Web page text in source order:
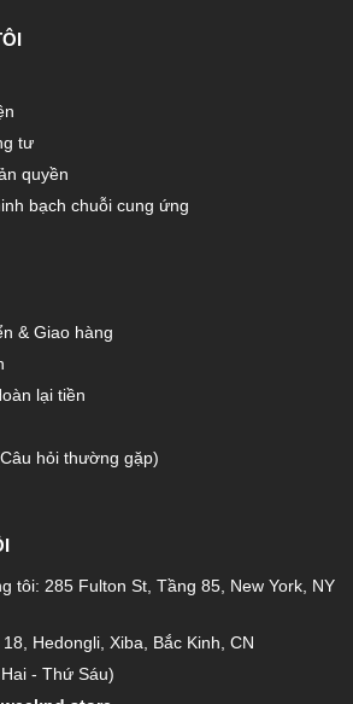
tư
quyền
bạch chuỗi cung ứng
& Giao hàng
lại tiền
hỏi thường gặp)
tôi: 285 Fulton St, Tầng 85, New York, NY
Hedongli, Xiba, Bắc Kinh, CN
- Thứ Sáu)